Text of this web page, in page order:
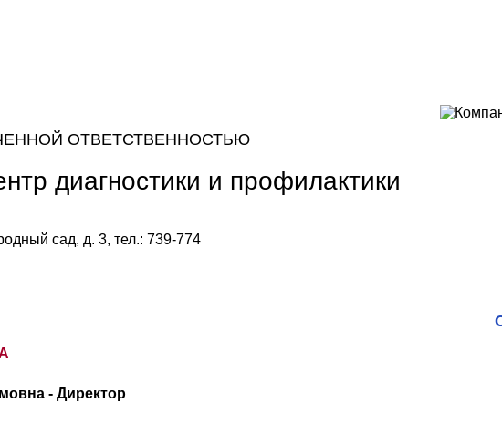
ОТВЕТСТВЕННОСТЬЮ
диагностики и профилактики
сад, д. 3, тел.: 739-774
- Директор